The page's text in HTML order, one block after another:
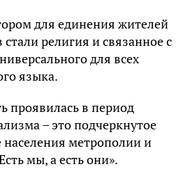
для единения жителей
религия и связанное с
для всех
языка.
проявилась в период
– это подчеркнутое
метрополии и
мы, а есть они».